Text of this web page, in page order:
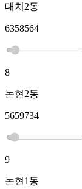
대치2동
6358564
8
논현2동
5659734
9
논현1동